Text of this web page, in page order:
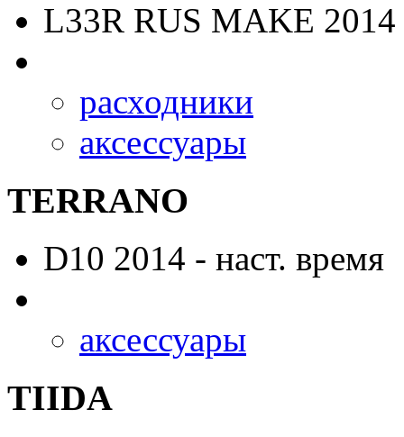
L33R RUS MAKE 2014
расходники
аксессуары
TERRANO
D10 2014 - наст. время
аксессуары
TIIDA